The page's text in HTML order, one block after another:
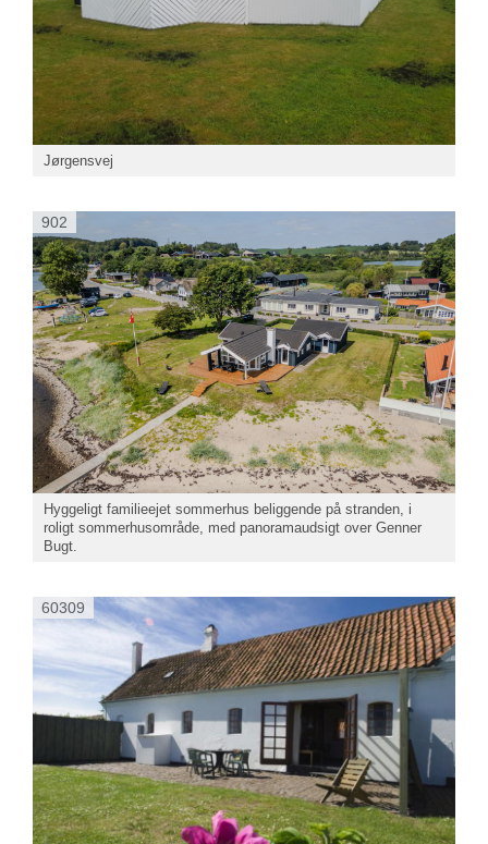
Jørgensvej
902
Hyggeligt familieejet sommerhus beliggende på stranden, i
roligt sommerhusområde, med panoramaudsigt over Genner
Bugt.
60309